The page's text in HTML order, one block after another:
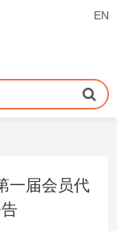
EN
一届会员代